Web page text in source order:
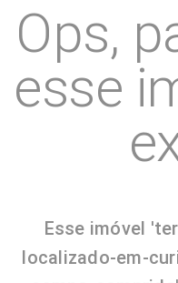
Ops,
esse
Esse imóvel
localizado-em-